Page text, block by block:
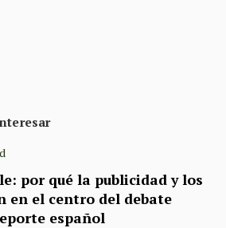
por qué la publicidad y los
en el centro del debate
español